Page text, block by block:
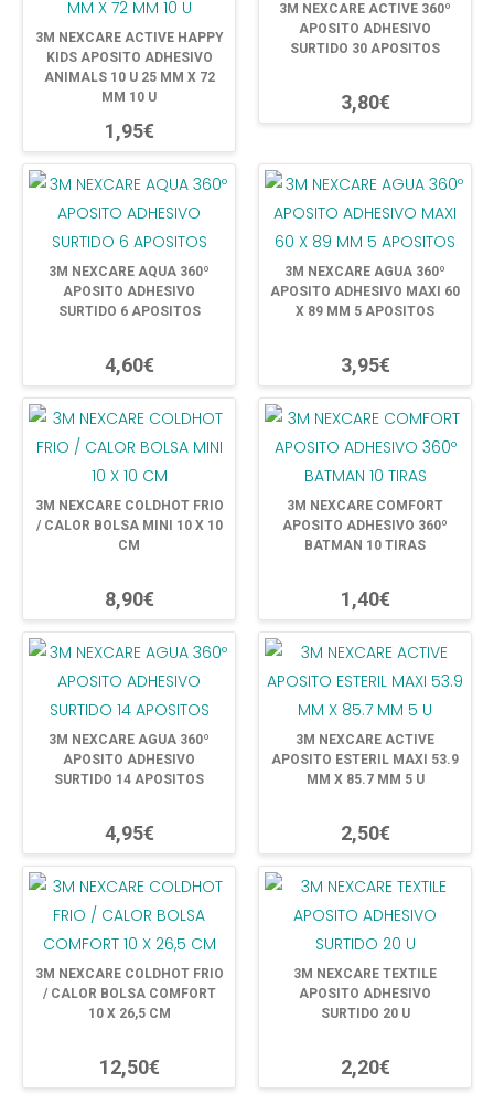
3M NEXCARE ACTIVE HAPPY
KIDS APOSITO ADHESIVO
ANIMALS 10 U 25 MM X 72
MM 10 U
1,95€
3M NEXCARE ACTIVE 360º
APOSITO ADHESIVO
SURTIDO 30 APOSITOS
3,80€
3M NEXCARE AQUA 360º
APOSITO ADHESIVO
SURTIDO 6 APOSITOS
4,60€
3M NEXCARE AGUA 360º
APOSITO ADHESIVO MAXI 60
X 89 MM 5 APOSITOS
3,95€
3M NEXCARE COLDHOT FRIO
/ CALOR BOLSA MINI 10 X 10
CM
8,90€
3M NEXCARE COMFORT
APOSITO ADHESIVO 360º
BATMAN 10 TIRAS
1,40€
3M NEXCARE AGUA 360º
APOSITO ADHESIVO
SURTIDO 14 APOSITOS
4,95€
3M NEXCARE ACTIVE
APOSITO ESTERIL MAXI 53.9
MM X 85.7 MM 5 U
2,50€
3M NEXCARE COLDHOT FRIO
/ CALOR BOLSA COMFORT
10 X 26,5 CM
12,50€
3M NEXCARE TEXTILE
APOSITO ADHESIVO
SURTIDO 20 U
2,20€